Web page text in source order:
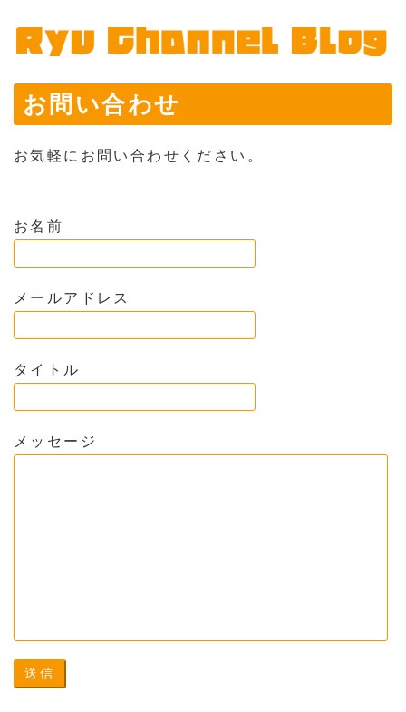
お問い合わせ
お気軽にお問い合わせください。
お名前
メールアドレス
タイトル
メッセージ